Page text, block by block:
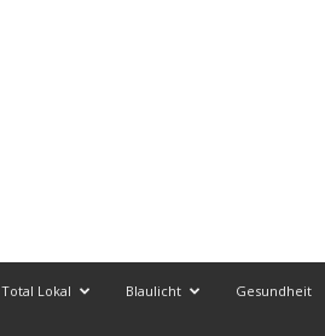
Total Lokal Blaulicht Gesundheit